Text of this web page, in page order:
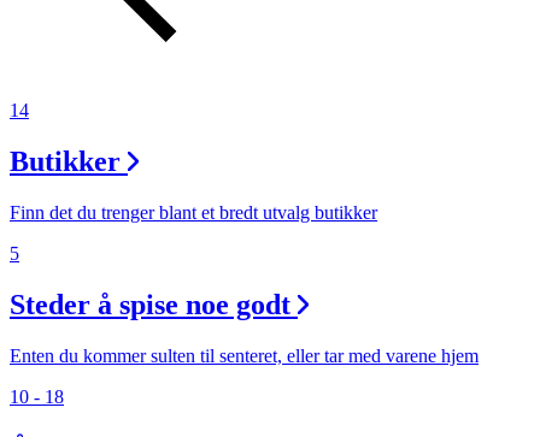
14
Butikker
Finn det du trenger blant et bredt utvalg butikker
5
Steder å spise noe godt
Enten du kommer sulten til senteret, eller tar med varene hjem
10 - 18